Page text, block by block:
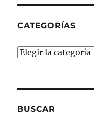
CATEGORÍAS
Categorías
BUSCAR